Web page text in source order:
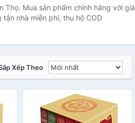
Thọ. Mua sản phẩm chính hãng với giá
nhà miễn phí, thu hộ COD
Xếp Theo